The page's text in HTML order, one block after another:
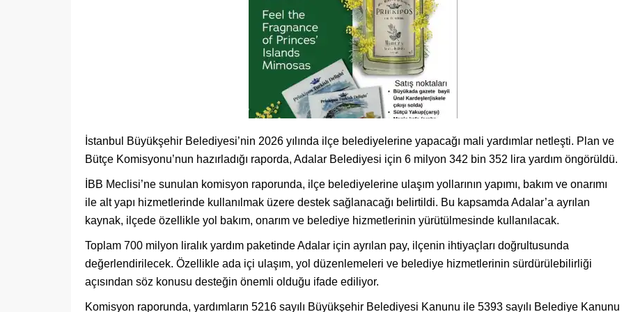
İstanbul Büyükşehir Belediyesi’nin 2026 yılında ilçe belediyelerine yapacağı mali yardımlar netleşti. Plan ve
Bütçe Komisyonu’nun hazırladığı raporda, Adalar Belediyesi için 6 milyon 342 bin 352 lira yardım öngörüldü.
İBB Meclisi’ne sunulan komisyon raporunda, ilçe belediyelerine ulaşım yollarının yapımı, bakım ve onarımı
ile alt yapı hizmetlerinde kullanılmak üzere destek sağlanacağı belirtildi. Bu kapsamda Adalar’a ayrılan
kaynak, ilçede özellikle yol bakım, onarım ve belediye hizmetlerinin yürütülmesinde kullanılacak.
Toplam 700 milyon liralık yardım paketinde Adalar için ayrılan pay, ilçenin ihtiyaçları doğrultusunda
değerlendirilecek. Özellikle ada içi ulaşım, yol düzenlemeleri ve belediye hizmetlerinin sürdürülebilirliği
açısından söz konusu desteğin önemli olduğu ifade ediliyor.
Komisyon raporunda, yardımların 5216 sayılı Büyükşehir Belediyesi Kanunu ile 5393 sayılı Belediye Kanunu